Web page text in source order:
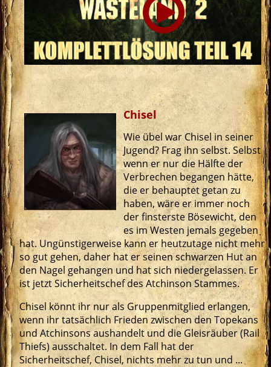
Chisel
Wie übel war Chisel in seiner
Jugend? Frag ihn selbst. Selbst
wenn er nur die Hälfte der
Verbrechen begangen hätte,
die er behauptet getan zu
haben, wäre er immer noch
der finsterste Bösewicht, den
es im Westen jemals gegeben
hat. Ungünstigerweise kann er heutzutage nicht mehr
so gut gehen, daher hat er seinen schwarzen Hut an
den Nagel gehangen und hat sich niedergelassen. Er
ist jetzt Sicherheitschef des Atchinson Stammes.
Chisel könnt ihr nur als Gruppenmitglied erlangen,
wenn ihr tatsächlich Frieden zwischen den Topekans
und Atchinsons aushandelt und die Gleisräuber (Rail
Thiefs) ausschaltet. In dem Fall hat der
Sicherheitschef, Chisel, nichts mehr zu tun und ...